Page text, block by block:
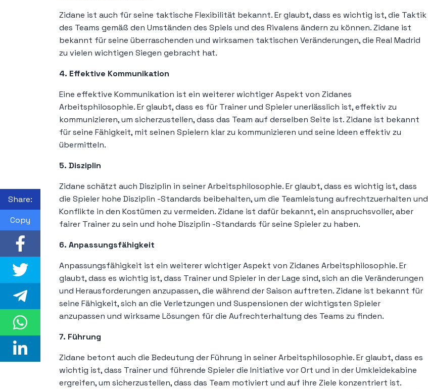
Zidane ist auch für seine taktische Flexibilität bekannt. Er glaubt, dass es wichtig ist, die Taktik
des Teams gemäß den Umständen des Spiels und des Rivalens ändern zu können. Zidane ist
bekannt für seine überraschenden und wirksamen taktischen Veränderungen, die Real Madrid
zu vielen wichtigen Siegen gebracht hat.
4. Effektive Kommunikation
Eine effektive Kommunikation ist ein weiterer wichtiger Aspekt von Zidanes
Arbeitsphilosophie. Er glaubt, dass es für Trainer und Spieler unerlässlich ist, effektiv zu
kommunizieren, um sicherzustellen, dass das Team auf derselben Seite ist. Zidane ist bekannt
für seine Fähigkeit, mit seinen Spielern klar zu kommunizieren und seine Ideen effektiv zu
übermitteln.
5. Disziplin
Zidane schätzt auch Disziplin in seiner Arbeitsphilosophie. Er glaubt, dass es wichtig ist, dass
die Spieler hohe Disziplin -Standards beibehalten, um die Teamleistung aufrechtzuerhalten und
Konflikte in den Kostümen zu vermeiden. Zidane ist dafür bekannt, ein anspruchsvoller, aber
fairer Trainer zu sein und hohe Disziplin -Standards für seine Spieler zu haben.
6. Anpassungsfähigkeit
Anpassungsfähigkeit ist ein weiterer wichtiger Aspekt von Zidanes Arbeitsphilosophie. Er
glaubt, dass es wichtig ist, dass Trainer und Spieler in der Lage sind, sich an die Veränderungen
und Herausforderungen anzupassen, die während der Saison auftreten. Zidane ist bekannt für
seine Fähigkeit, sich an die Verletzungen und Suspensionen der wichtigsten Spieler
anzupassen und wirksame Lösungen für die Aufrechterhaltung des Teams zu finden.
7. Führung
Zidane betont auch die Bedeutung der Führung in seiner Arbeitsphilosophie. Er glaubt, dass es
wichtig ist, dass Trainer und führende Spieler die Initiative vor Ort und in der Umkleidekabine
ergreifen, um sicherzustellen, dass das Team motiviert und auf ihre Ziele konzentriert ist.
Share:
Copy